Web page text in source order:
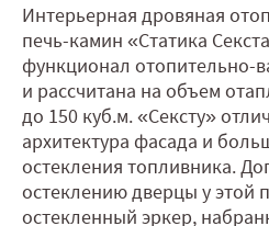
Интерьерная дровяная
печь-камин «Статика
функционал отопительно-
и рассчитана на объем
до 150 куб.м. «Сексту»
архитектура фасада и
остекления топливника.
остеклению дверцы у этой
остекленный эркер,